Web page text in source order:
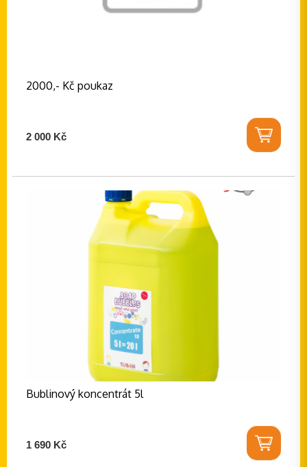
2000,- Kč poukaz
2 000 Kč
Bublinový koncentrát 5l
1 690 Kč